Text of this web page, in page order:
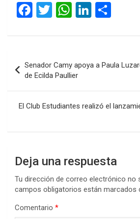
F
ce
o
o
k
T
tt
er
W
at
A
p
p
Li
ke
dI
n
m
p
ar
tir
de
entradas
Senador Camy apoya a Paula
de Ecilda Paullier
El Club Estudiantes realizó el
Deja una respuesta
Tu dirección de correo electrónico no
campos obligatorios están marcados
Comentario *